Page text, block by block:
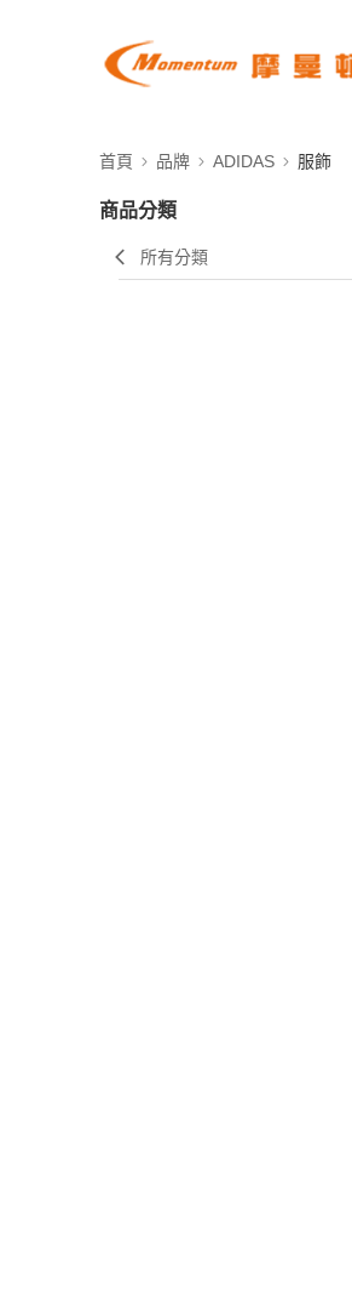
首頁 品牌 ADIDAS 服飾
商品分類
所有分類